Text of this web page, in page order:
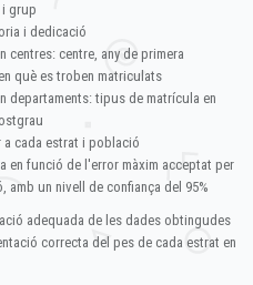
i grup
i dedicació
centres: centre, any de primera
què es troben matriculats
departaments: tipus de matrícula en
cada estrat i població
en funció de l'error màxim acceptat per
un nivell de confiança del 95%
adequada de les dades obtingudes
correcta del pes de cada estrat en